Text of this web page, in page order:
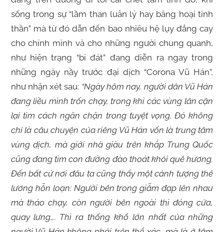
sống trong sự “lầm than luân lý hay băng hoại tinh
thần” mà từ đó dẫn đến bao nhiêu hệ lụy đắng cay
cho chính mình và cho những người chung quanh,
như hiện trạng “bi đát” đang diễn ra ngay trong
những ngày nầy trước đại dịch “Corona Vũ Hán”,
như nhận xét sau: “Ngày hôm nay, người dân Vũ Hán
đang liều mình trốn chạy, trong khi các vùng lân cận
lại tìm cách ngăn chặn trong tuyệt vọng. Đó không
chỉ là câu chuyện của riêng Vũ Hán vốn là trung tâm
vùng dịch, mà giới nhà giàu trên khắp Trung Quốc
cũng đang tìm con đường đào thoát khỏi quê hương.
Đến bất cứ nơi đâu ta cũng thấy một cảnh tượng thê
lương hỗn loạn: Người bên trong giẫm đạp lên nhau
mà tháo chạy, còn người bên ngoài thì đóng cửa,
quay lưng…. Thì ra thống khổ lớn nhất của những